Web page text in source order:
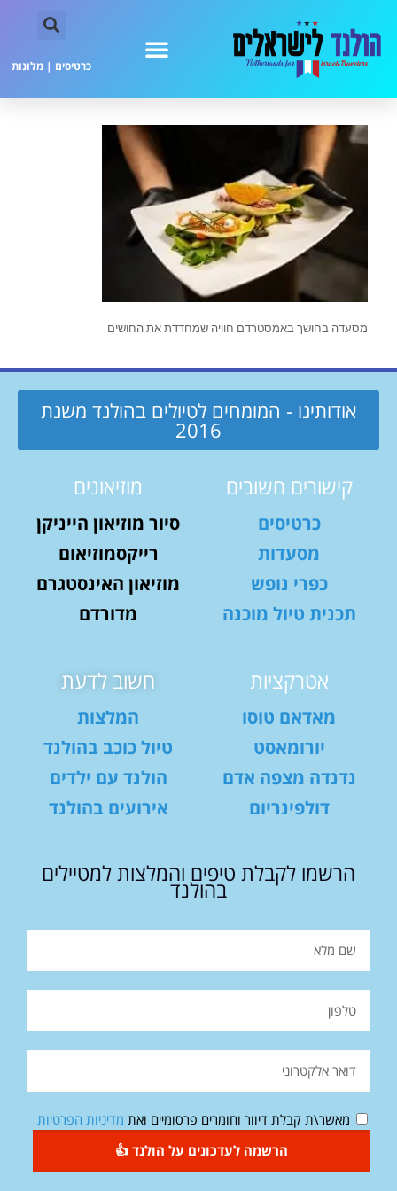
כרטיסים | מלונות
מסעדה בחושך באמסטרדם חוויה שמחדדת את החושים
אודותינו - המומחים לטיולים בהולנד משנת
2016
קישורים חשובים
כרטיסים
מסעדות
כפרי נופש
תכנית טיול מוכנה
מוזיאונים
סיור מוזיאון הייניקן
רייקסמוזיאום
מוזיאון האינסטגרם
מדורדם
אטרקציות
מאדאם טוסו
יורומאסט
נדנדה מצפה אדם
דולפינריום
חשוב לדעת
המלצות
טיול כוכב בהולנד
הולנד עם ילדים
אירועים בהולנד
הרשמו לקבלת טיפים והמלצות למטיילים
בהולנד
מאשר\ת קבלת דיוור וחומרים פרסומיים ואת מדיניות הפרטיות
הרשמה לעדכונים על הולנד 👍